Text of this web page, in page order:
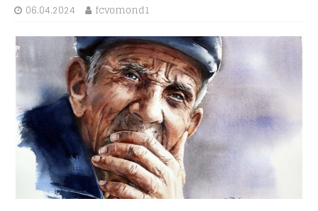
06.04.2024 fcvomond1